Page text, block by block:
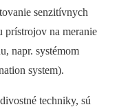
senzitívnych
prístrojov na meranie
napr. systémom
system).
techniky, sú